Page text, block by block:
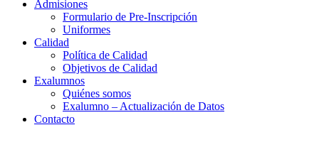
Admisiones
Formulario de Pre-Inscripción
Uniformes
Calidad
Política de Calidad
Objetivos de Calidad
Exalumnos
Quiénes somos
Exalumno – Actualización de Datos
Contacto